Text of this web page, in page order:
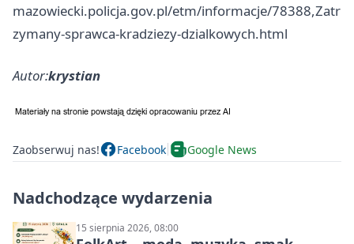
mazowiecki.policja.gov.pl/etm/informacje/78388,Zatr
zymany-sprawca-kradziezy-dzialkowych.html
Autor:krystian
Zaobserwuj nas! Facebook Google News
Nadchodzące wydarzenia
15 sierpnia 2026, 08:00